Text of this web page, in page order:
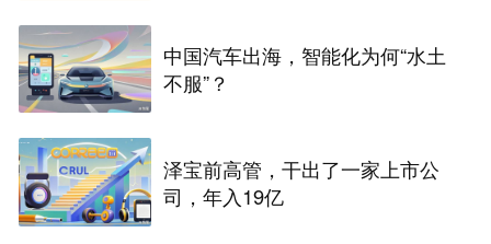
中国汽车出海，智能化为何“水土
不服”？
泽宝前高管，干出了一家上市公
司，年入19亿